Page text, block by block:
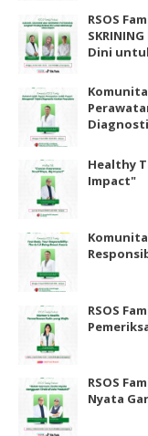
RSOS
Dini
Healthy
Impact"
RSOS
RSOS
Nyata